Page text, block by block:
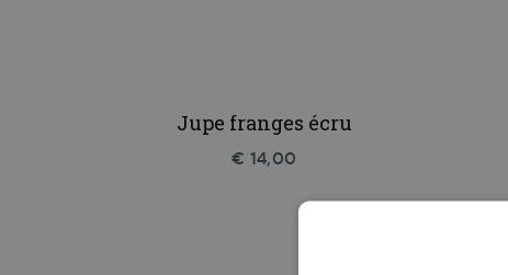
Jupe franges écru
€ 14,00